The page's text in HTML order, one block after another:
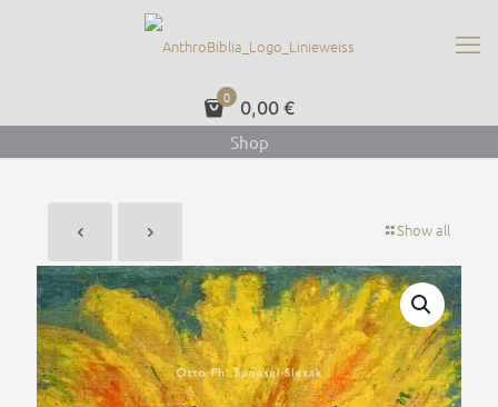
0 0,00 €
Shop
Show all